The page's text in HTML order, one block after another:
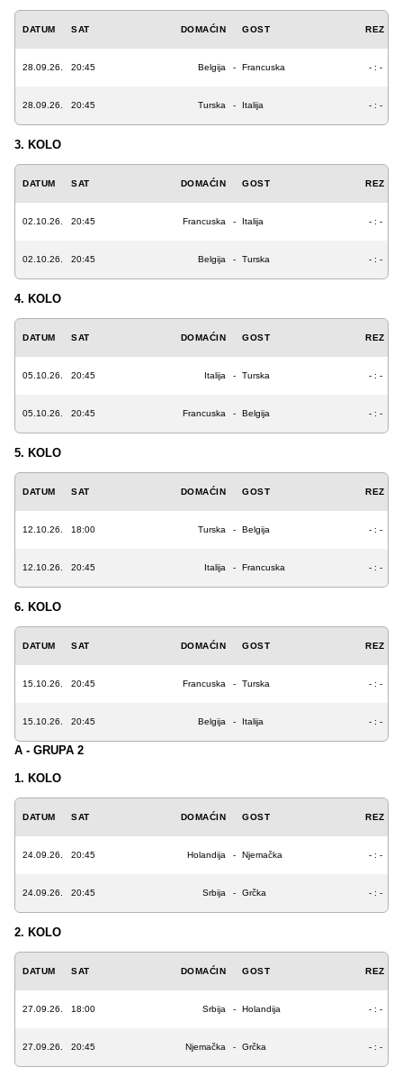
DATUM SAT DOMAĆIN GOST REZ
28.09.26. 20:45 Belgija - Francuska - : -
28.09.26. 20:45 Turska - Italija - : -
3. KOLO
DATUM SAT DOMAĆIN GOST REZ
02.10.26. 20:45 Francuska - Italija - : -
02.10.26. 20:45 Belgija - Turska - : -
4. KOLO
DATUM SAT DOMAĆIN GOST REZ
05.10.26. 20:45 Italija - Turska - : -
05.10.26. 20:45 Francuska - Belgija - : -
5. KOLO
DATUM SAT DOMAĆIN GOST REZ
12.10.26. 18:00 Turska - Belgija - : -
12.10.26. 20:45 Italija - Francuska - : -
6. KOLO
DATUM SAT DOMAĆIN GOST REZ
15.10.26. 20:45 Francuska - Turska - : -
15.10.26. 20:45 Belgija - Italija - : -
A - GRUPA 2
1. KOLO
DATUM SAT DOMAĆIN GOST REZ
24.09.26. 20:45 Holandija - Njemačka - : -
24.09.26. 20:45 Srbija - Grčka - : -
2. KOLO
DATUM SAT DOMAĆIN GOST REZ
27.09.26. 18:00 Srbija - Holandija - : -
27.09.26. 20:45 Njemačka - Grčka - : -